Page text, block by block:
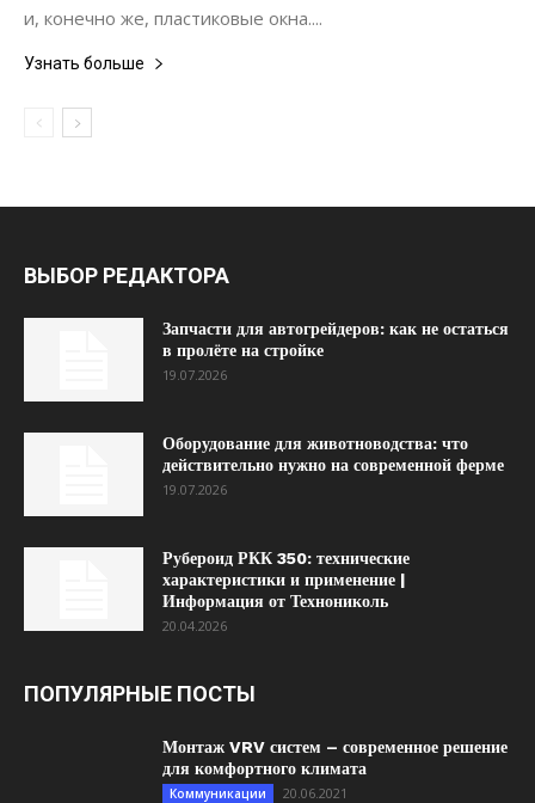
и, конечно же, пластиковые окна....
Узнать больше
ВЫБОР РЕДАКТОРА
Запчасти для автогрейдеров: как не остаться
в пролёте на стройке
19.07.2026
Оборудование для животноводства: что
действительно нужно на современной ферме
19.07.2026
Рубероид РКК 350: технические
характеристики и применение |
Информация от Технониколь
20.04.2026
ПОПУЛЯРНЫЕ ПОСТЫ
Монтаж VRV систем – современное решение
для комфортного климата
Коммуникации 20.06.2021